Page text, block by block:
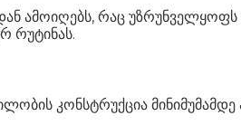
ამოიღებს, რაც
რუტინას.
კონსტრუქცია მინიმუმამდე